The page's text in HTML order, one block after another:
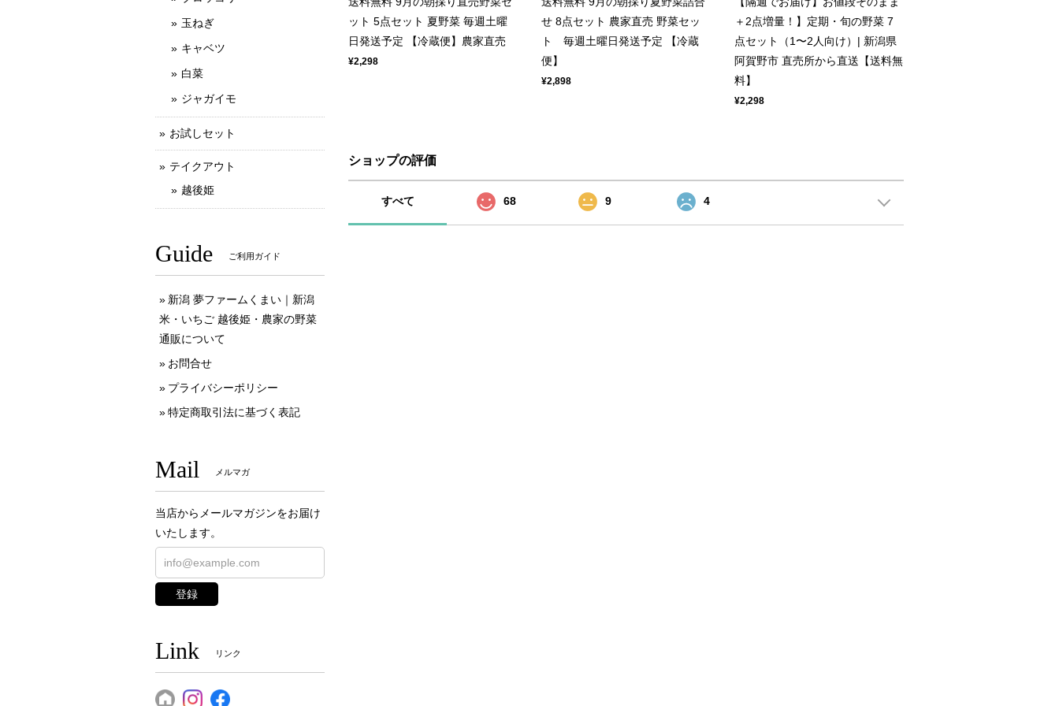
ット 5点セット 夏野菜 毎週土曜
日発送予定 【冷蔵便】農家直売
¥2,298
せ 8点セット 農家直売 野菜セッ
ト 毎週土曜日発送予定 【冷蔵
便】
¥2,898
＋2点増量！】定期・旬の野菜 7
点セット（1〜2人向け）| 新潟県
阿賀野市 直売所から直送【送料無
料】
¥2,298
ショップの評価
すべて 68 9 4
玉ねぎ
キャベツ
白菜
ジャガイモ
お試しセット
テイクアウト
越後姫
Guide ご利用ガイド
新潟 夢ファームくまい｜新潟
米・いちご 越後姫・農家の野菜
通販について
お問合せ
プライバシーポリシー
特定商取引法に基づく表記
Mail メルマガ
当店からメールマガジンをお届け
いたします。
登録
Link リンク